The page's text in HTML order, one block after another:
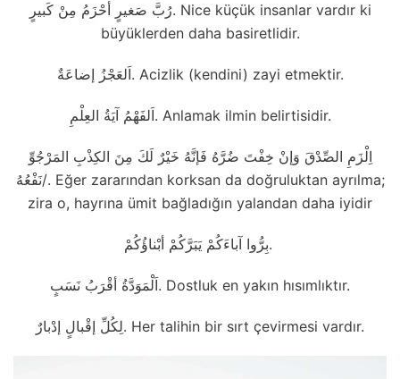
رُبَّ صَغيرٍ أحْزَمُ مِنْ كَبيرٍ. Nice küçük insanlar vardır ki
büyüklerden daha basiretlidir.
اَلعَجْزُ إضاعَةٌ. Acizlik (kendini) zayi etmektir.
اَلفَهْمُ آيَةُ العِلْمِ. Anlamak ilmin belirtisidir.
اِلْزَمِ الصِّدْقَ وَإنْ خِفْتَ ضُرَّهُ فَإنَّهُ خَيْرٌ لَكَ مِنَ الكِذْبِ المَرْجُوِّ
نَفْعُهُ/. Eğer zararından korksan da doğruluktan ayrılma;
zira o, hayrına ümit bağladığın yalandan daha iyidir
بِرُّوا آباءَكُمْ يَبَرَّكُمْ أبْناؤُكُمْ.
اَلْمَوَدَّةُ أقْرَبُ نَسَبٍ. Dostluk en yakın hısımlıktır.
لِكُلِّ إقْبالٍ إدْبارٌ. Her talihin bir sırt çevirmesi vardır.